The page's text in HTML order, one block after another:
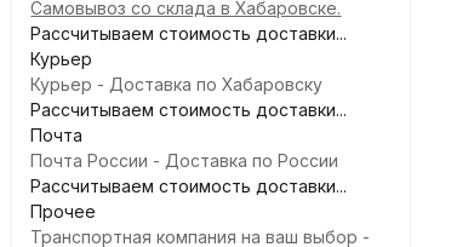
Самовывоз со склада в Хабаровске.
Рассчитываем стоимость доставки...
Курьер
Курьер - Доставка по Хабаровску
Рассчитываем стоимость доставки...
Почта
Почта России - Доставка по России
Рассчитываем стоимость доставки...
Прочее
Транспортная компания на ваш выбор -